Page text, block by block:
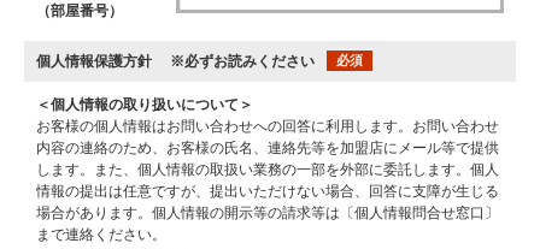
（部屋番号）
個人情報保護方針 ※必ずお読みください 必須
＜個人情報の取り扱いについて＞
お客様の個人情報はお問い合わせへの回答に利用します。お問い合わせ
内容の連絡のため、お客様の氏名、連絡先等を加盟店にメール等で提供
します。また、個人情報の取扱い業務の一部を外部に委託します。個人
情報の提出は任意ですが、提出いただけない場合、回答に支障が生じる
場合があります。個人情報の開示等の請求等は〔個人情報問合せ窓口〕
まで連絡ください。